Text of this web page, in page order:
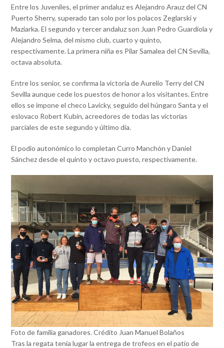
Entre los Juveniles, el primer andaluz es Alejandro Arauz del CN
Puerto Sherry, superado tan solo por los polacos Zeglarski y
Maziarka. El segundo y tercer andaluz son Juan Pedro Guardiola y
Alejandro Selma, del mismo club, cuarto y quinto,
respectivamente. La primera niña es Pilar Samalea del CN Sevilla,
octava absoluta.
Entre los senior, se confirma la victoria de Aurelio Terry del CN
Sevilla aunque cede los puestos de honor a los visitantes. Entre
ellos se impone el checo Lavicky, seguido del húngaro Santa y el
eslovaco Robert Kubin, acreedores de todas las victorias
parciales de este segundo y último día.
El podio autonómico lo completan Curro Manchón y Daniel
Sánchez desde el quinto y octavo puesto, respectivamente.
Foto de familia ganadores. Crédito Juan Manuel Bolaños
Tras la regata tenía lugar la entrega de trofeos en el patio de